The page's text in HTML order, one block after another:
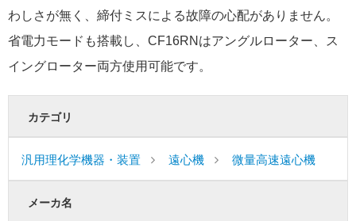
わしさが無く、締付ミスによる故障の心配がありません。
省電力モードも搭載し、CF16RNはアングルローター、ス
イングローター両方使用可能です。
カテゴリ
汎用理化学機器・装置 遠心機 微量高速遠心機
メーカ名